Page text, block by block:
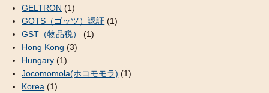
GELTRON (1)
GOTS（ゴッツ）認証 (1)
GST（物品税）
(1)
Hong Kong (3)
Hungary (1)
Jocomomola(ホコモモラ) (1)
Korea (1)